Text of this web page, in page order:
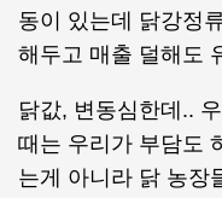
동이 있는데 닭강정
해두고 매출 덜해도
닭값, 변동심한데..
때는 우리가 부담도
는게 아니라 닭 농장